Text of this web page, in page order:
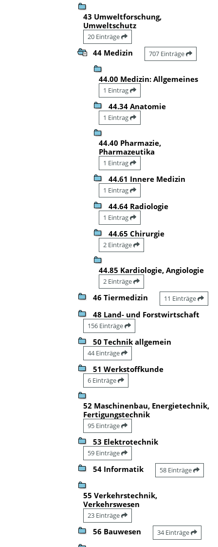
43 Umweltforschung,
Umweltschutz
20 Einträge
44 Medizin 707 Einträge
44.00 Medizin: Allgemeines
1 Eintrag
44.34 Anatomie
1 Eintrag
44.40 Pharmazie,
Pharmazeutika
1 Eintrag
44.61 Innere Medizin
1 Eintrag
44.64 Radiologie
1 Eintrag
44.65 Chirurgie
2 Einträge
44.85 Kardiologie, Angiologie
2 Einträge
46 Tiermedizin 11 Einträge
48 Land- und Forstwirtschaft
156 Einträge
50 Technik allgemein
44 Einträge
51 Werkstoffkunde
6 Einträge
52 Maschinenbau, Energietechnik,
Fertigungstechnik
95 Einträge
53 Elektrotechnik
59 Einträge
54 Informatik 58 Einträge
55 Verkehrstechnik,
Verkehrswesen
23 Einträge
56 Bauwesen 34 Einträge